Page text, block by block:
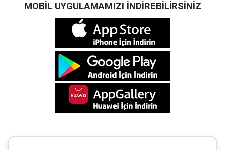
MOBİL UYGULAMAMIZI İNDİREBİLİRSİNİZ